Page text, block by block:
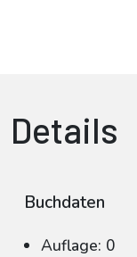
Details
Buchdaten
Auflage: 0